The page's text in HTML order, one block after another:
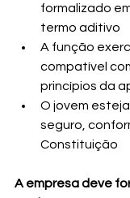
formalizado
termo aditivo
A função
compatível
princípios da
O jovem
seguro,
Constituição
A empresa deve